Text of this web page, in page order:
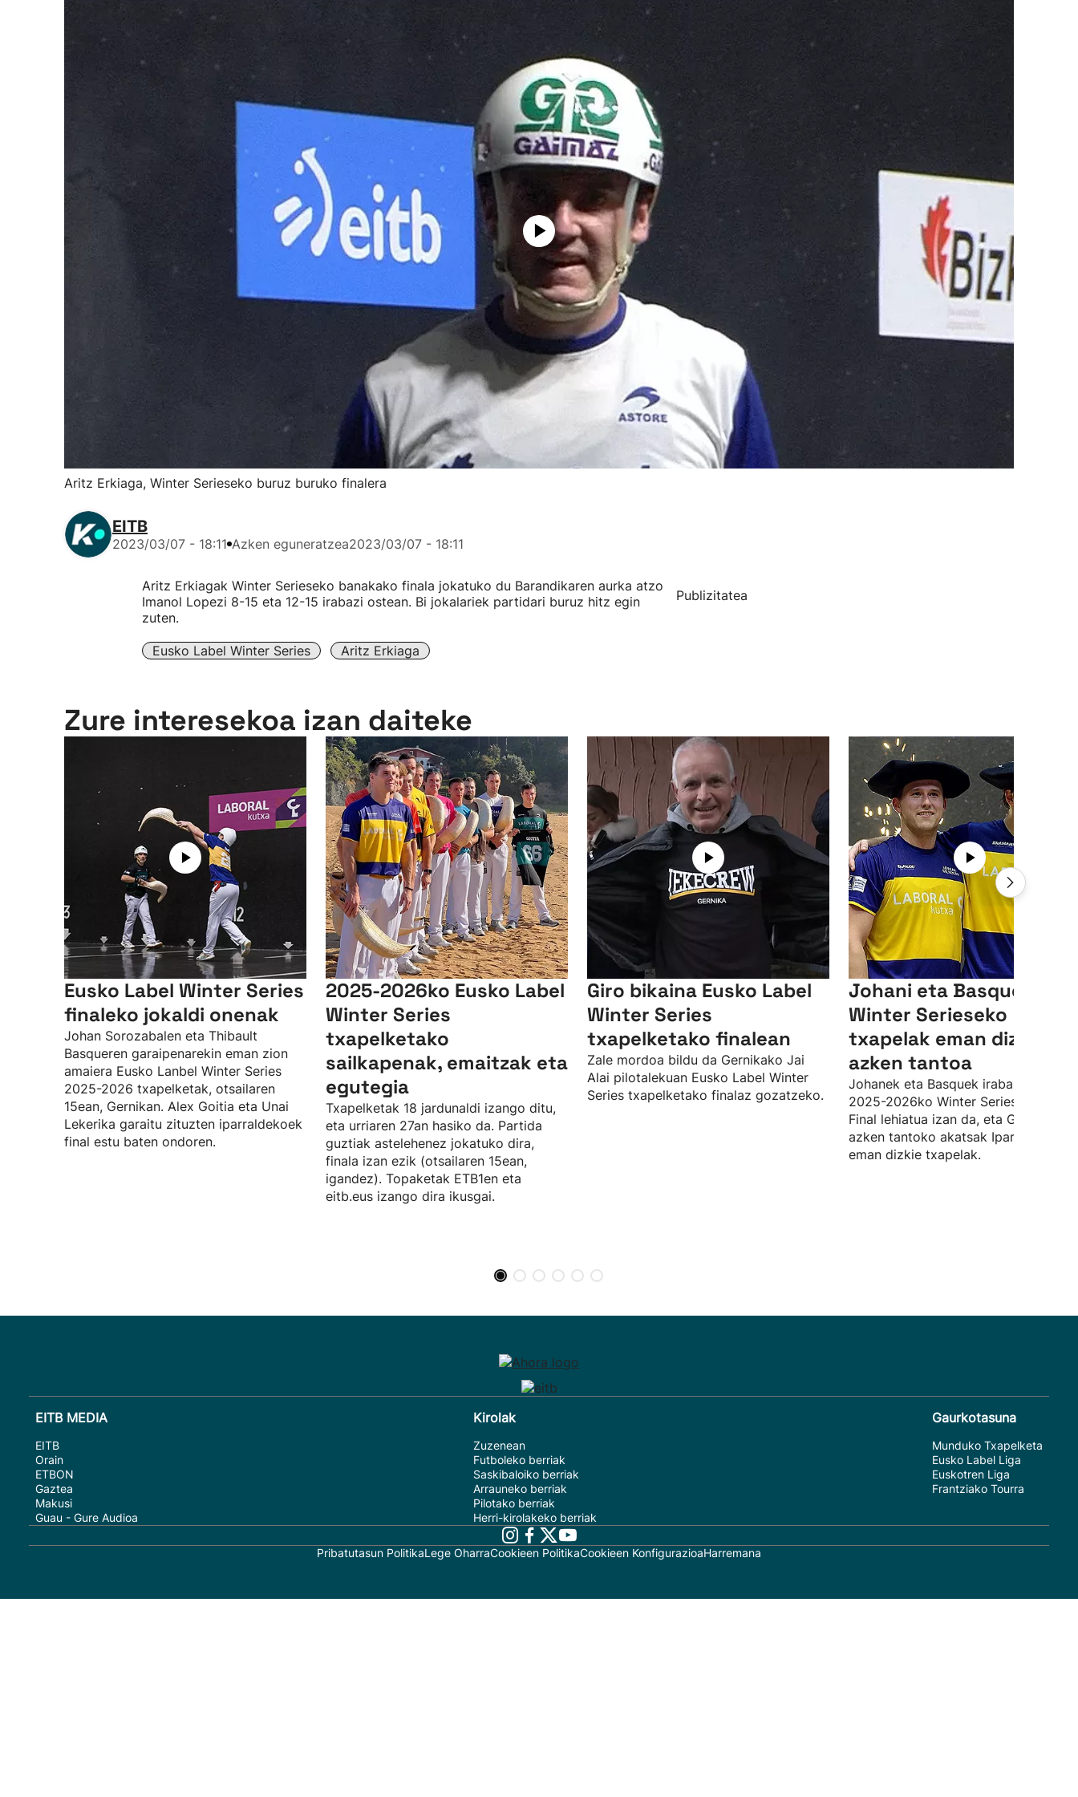
Aritz Erkiaga, Winter Serieseko buruz buruko finalera
EITB
2023/03/07 - 18:11 Azken eguneratzea2023/03/07 - 18:11
Aritz Erkiagak Winter Serieseko banakako finala jokatuko du Barandikaren aurka atzo
Imanol Lopezi 8-15 eta 12-15 irabazi ostean. Bi jokalariek partidari buruz hitz egin
zuten.
Eusko Label Winter Series Aritz Erkiaga
Publizitatea
Zure interesekoa izan daiteke
Eusko Label Winter Series
finaleko jokaldi onenak
Johan Sorozabalen eta Thibault
Basqueren garaipenarekin eman zion
amaiera Eusko Lanbel Winter Series
2025-2026 txapelketak, otsailaren
15ean, Gernikan. Alex Goitia eta Unai
Lekerika garaitu zituzten iparraldekoek
final estu baten ondoren.
2025-2026ko Eusko Label
Winter Series
txapelketako
sailkapenak, emaitzak eta
egutegia
Txapelketak 18 jardunaldi izango ditu,
eta urriaren 27an hasiko da. Partida
guztiak astelehenez jokatuko dira,
finala izan ezik (otsailaren 15ean,
igandez). Topaketak ETB1en eta
eitb.eus izango dira ikusgai.
Giro bikaina Eusko Label
Winter Series
txapelketako finalean
Zale mordoa bildu da Gernikako Jai
Alai pilotalekuan Eusko Label Winter
Series txapelketako finalaz gozatzeko.
Johani eta Basqueri
Winter Serieseko
txapelak eman dizkien
azken tantoa
Johanek eta Basquek irabazi dute
2025-2026ko Winter Series
Final lehiatua izan da, eta Goitiaren
azken tantoko akatsak Iparraldekoei
eman dizkie txapelak.
EITB MEDIA
EITB
Orain
ETBON
Gaztea
Makusi
Guau - Gure Audioa
Kirolak
Zuzenean
Futboleko berriak
Saskibaloiko berriak
Arrauneko berriak
Pilotako berriak
Herri-kirolakeko berriak
Gaurkotasuna
Munduko Txapelketa
Eusko Label Liga
Euskotren Liga
Frantziako Tourra
Pribatutasun PolitikaLege OharraCookieen PolitikaCookieen KonfigurazioaHarremana